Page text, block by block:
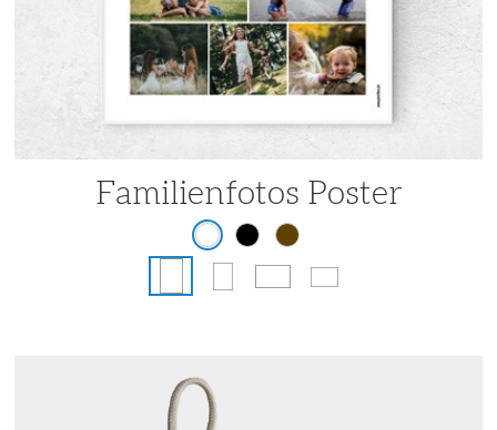
Familienfotos Poster